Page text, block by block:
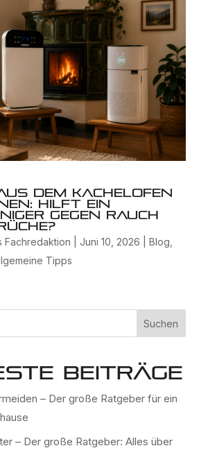
dem Kachelofen
Hilft ein
gegen Rauch
Fachredaktion Juni 10, 2026 Blog,
Tipps
Suchen
Beiträge
– Der große Ratgeber für ein
– Der große Ratgeber: Alles über